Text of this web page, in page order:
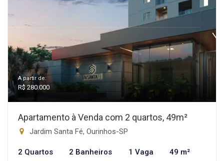
A partir de:
R$ 280.000
Apartamento à Venda com 2 quartos, 49m²
Jardim Santa Fé, Ourinhos-SP
2 Quartos 2 Banheiros 1 Vaga 49 m²